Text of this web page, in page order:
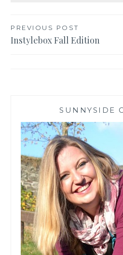
Beitragsnavigation
PREVIOUS POST
Instylebox Fall Edition
SUNNYSIDE